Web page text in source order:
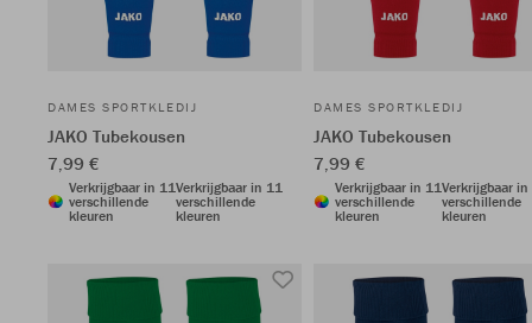
DAMES SPORTKLEDIJ
JAKO Tubekousen
7,99 €
Verkrijgbaar in 11
verschillende
kleuren
Verkrijgbaar in 11
verschillende
kleuren
DAMES SPORTKLEDIJ
JAKO Tubekousen
7,99 €
Verkrijgbaar in 11
verschillende
kleuren
Verkrijgbaar
verschillende
kleuren